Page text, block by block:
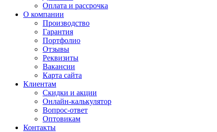
Оплата и рассрочка
О компании
Производство
Гарантия
Портфолио
Отзывы
Реквизиты
Вакансии
Карта сайта
Клиентам
Скидки и акции
Онлайн-калькулятор
Вопрос-ответ
Оптовикам
Контакты